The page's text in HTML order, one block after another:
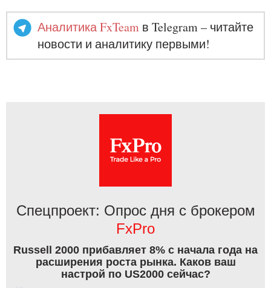
Аналитика FxTeam в Telegram – читайте
новости и аналитику первыми!
Спецпроект: Опрос дня с брокером
FxPro
Russell 2000 прибавляет 8% с начала года на
расширения роста рынка. Каков ваш
настрой по US2000 сейчас?